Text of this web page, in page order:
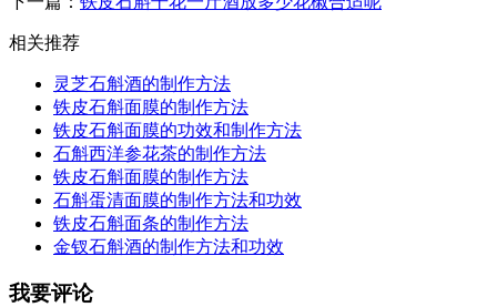
相关推荐
灵芝石斛酒的制作方法
铁皮石斛面膜的制作方法
铁皮石斛面膜的功效和制作方法
石斛西洋参花茶的制作方法
铁皮石斛面膜的制作方法
石斛蛋清面膜的制作方法和功效
铁皮石斛面条的制作方法
金钗石斛酒的制作方法和功效
我要评论